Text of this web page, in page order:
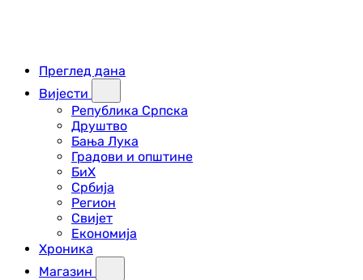
Преглед дана
Вијести
Република Српска
Друштво
Бања Лука
Градови и општине
БиХ
Србија
Регион
Свијет
Економија
Хроника
Магазин